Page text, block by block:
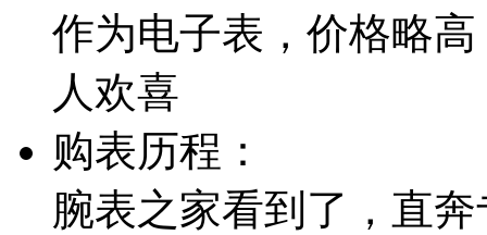
作为电子表，价格略
人欢喜
购表历程：
腕表之家看到了，直